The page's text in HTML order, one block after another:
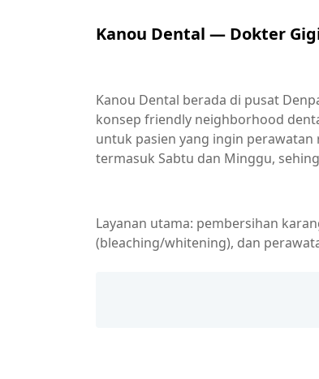
Kanou Dental — Dokter
Kanou Dental berada di pusat
konsep friendly neighborhood
untuk pasien yang ingin
termasuk Sabtu dan Minggu,
Layanan utama: pembersihan
(bleaching/whitening), dan